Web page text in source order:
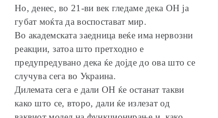
Но, денес, во 21-ви век гледаме дека ОН ја
губат моќта да воспостават мир.
Во академската заедница веќе има нервозни
реакции, затоа што претходно е
предупредувано дека ќе дојде до ова што се
случува сега во Украина.
Дилемата сега е дали ОН ќе останат такви
како што се, второ, дали ќе излезат од